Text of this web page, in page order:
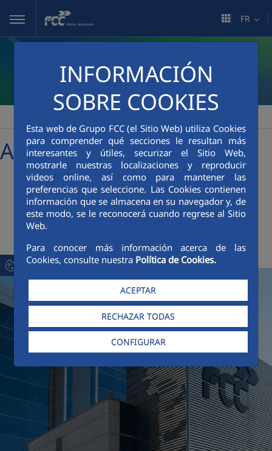
Saut au contenu principal
INFORMACIÓN
SOBRE COOKIES
Esta web de Grupo FCC (el Sitio Web) utiliza Cookies
para comprender qué secciones le resultan más
interesantes y útiles, securizar el Sitio Web,
mostrarle nuestras localizaciones y reproducir
videos online, así como para mantener las
preferencias que seleccione. Las Cookies contienen
información que se almacena en su navegador y, de
este modo, se le reconocerá cuando regrese al Sitio
Web.
Para conocer más información acerca de las
Cookies, consulte nuestra Política de Cookies.
ACEPTAR
RECHAZAR TODAS
CONFIGURAR
FR
Actualités
+ searcher
Dernières nouvelles